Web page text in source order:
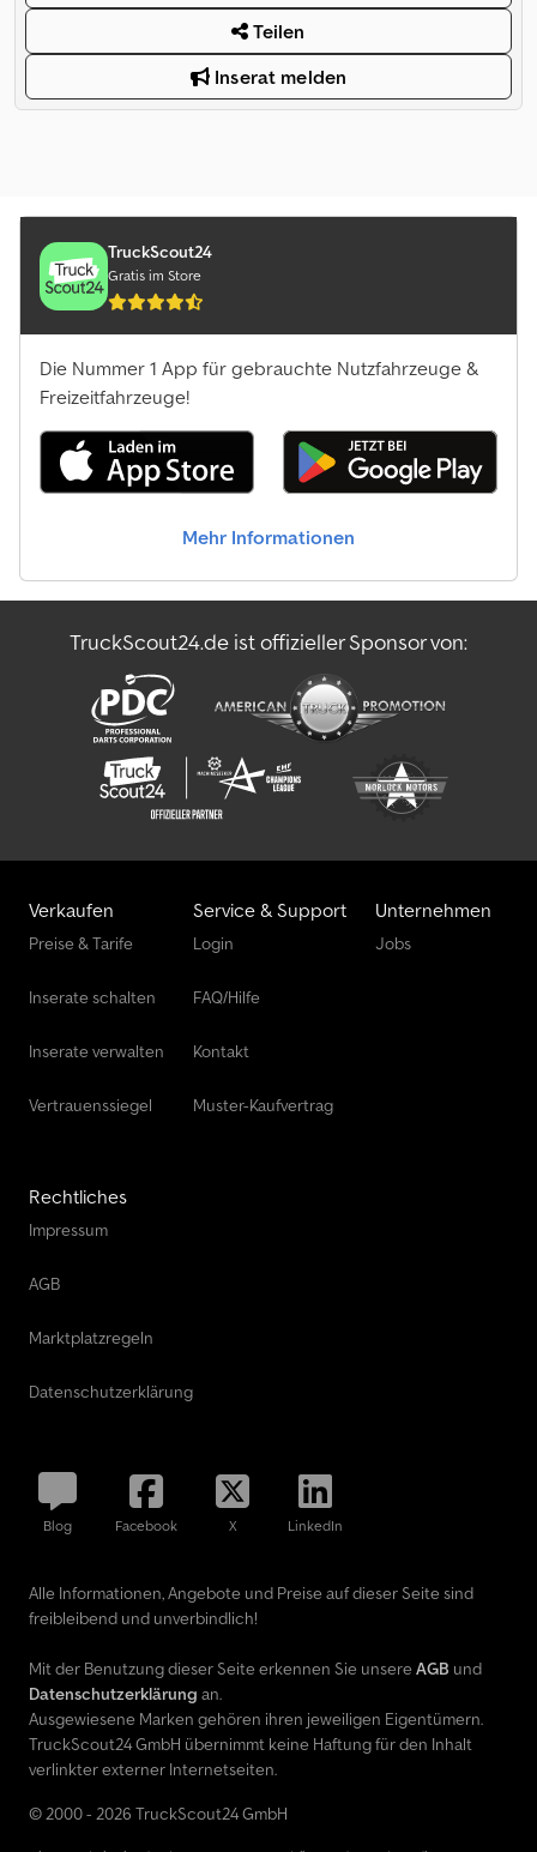
Teilen
Inserat melden
TruckScout24
Gratis im Store
Die Nummer 1 App für gebrauchte Nutzfahrzeuge &
Freizeitfahrzeuge!
Mehr Informationen
TruckScout24.de ist offizieller Sponsor von:
Verkaufen
Preise & Tarife
Inserate schalten
Inserate verwalten
Vertrauenssiegel
Service & Support
Login
FAQ/Hilfe
Kontakt
Muster-Kaufvertrag
Unternehmen
Jobs
Rechtliches
Impressum
AGB
Marktplatzregeln
Datenschutzerklärung
Blog Facebook X LinkedIn
Alle Informationen, Angebote und Preise auf dieser Seite sind
freibleibend und unverbindlich!
Mit der Benutzung dieser Seite erkennen Sie unsere AGB und
Datenschutzerklärung an.
Ausgewiesene Marken gehören ihren jeweiligen Eigentümern.
TruckScout24 GmbH übernimmt keine Haftung für den Inhalt
verlinkter externer Internetseiten.
© 2000 - 2026 TruckScout24 GmbH